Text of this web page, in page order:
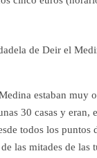
de Deir el
estaban muy
30 casas y
todos los
las mitades de las